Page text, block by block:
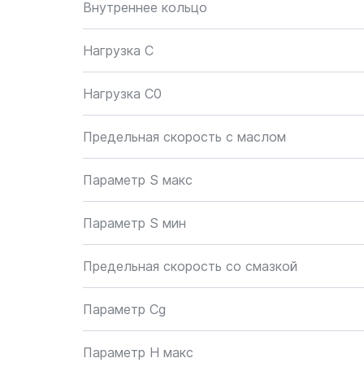
Внутреннее кольцо
Нагрузка C
Нагрузка C0
Предельная скорость с маслом
Параметр S макс
Параметр S мин
Предельная скорость со смазкой
Параметр Cg
Параметр H макс